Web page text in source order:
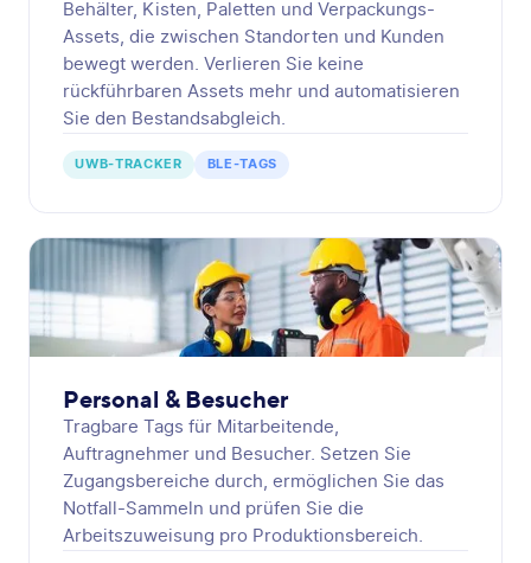
Behälter, Kisten, Paletten und Verpackungs-
Assets, die zwischen Standorten und Kunden
bewegt werden. Verlieren Sie keine
rückführbaren Assets mehr und automatisieren
Sie den Bestandsabgleich.
UWB-TRACKER BLE-TAGS
Personal & Besucher
Tragbare Tags für Mitarbeitende,
Auftragnehmer und Besucher. Setzen Sie
Zugangsbereiche durch, ermöglichen Sie das
Notfall-Sammeln und prüfen Sie die
Arbeitszuweisung pro Produktionsbereich.